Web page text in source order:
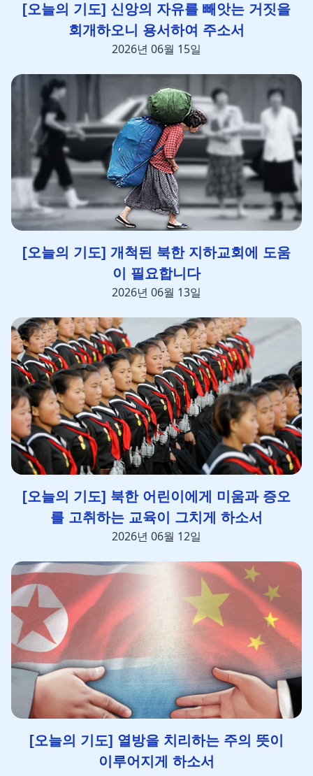
[오늘의 기도] 신앙의 자유를 빼앗는 거짓을
회개하오니 용서하여 주소서
2026년 06월 15일
[오늘의 기도] 개척된 북한 지하교회에 도움
이 필요합니다
2026년 06월 13일
[오늘의 기도] 북한 어린이에게 미움과 증오
를 고취하는 교육이 그치게 하소서
2026년 06월 12일
[오늘의 기도] 열방을 치리하는 주의 뜻이
이루어지게 하소서